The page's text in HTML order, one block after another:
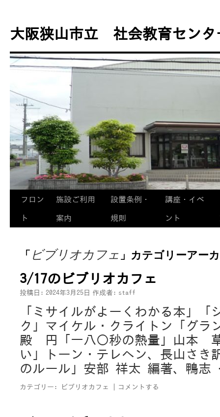
テ
ン
へ
ス
プ
大阪狭山市立 社会教育センタ
フロン
ト
施設ご利用
案内
設置条例・
規則
講座・イベ
ント
「ビブリオカフェ 」カテゴリーアー
3/17のビブリオカフェ
投稿日: 2024年3月25日 作成者: staff
「ミサイルがよーくわかる本」「
ク」マイケル・クライトン「グラ
殿 円「一八〇秒の熱量」山本
い」トーン・テレヘン、長山さき
のルール」安部 祥太 編著、鴨
カテゴリー: ビブリオカフェ コメントする